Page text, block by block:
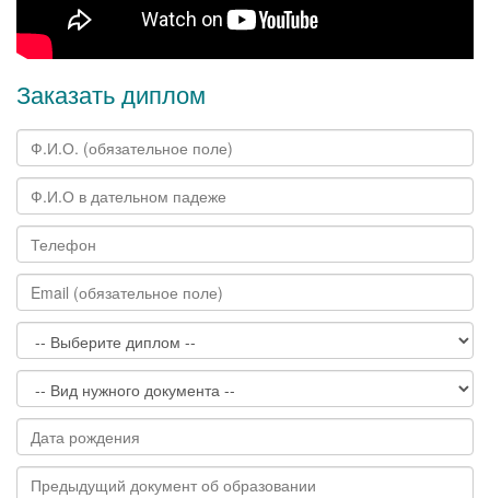
Заказать диплом